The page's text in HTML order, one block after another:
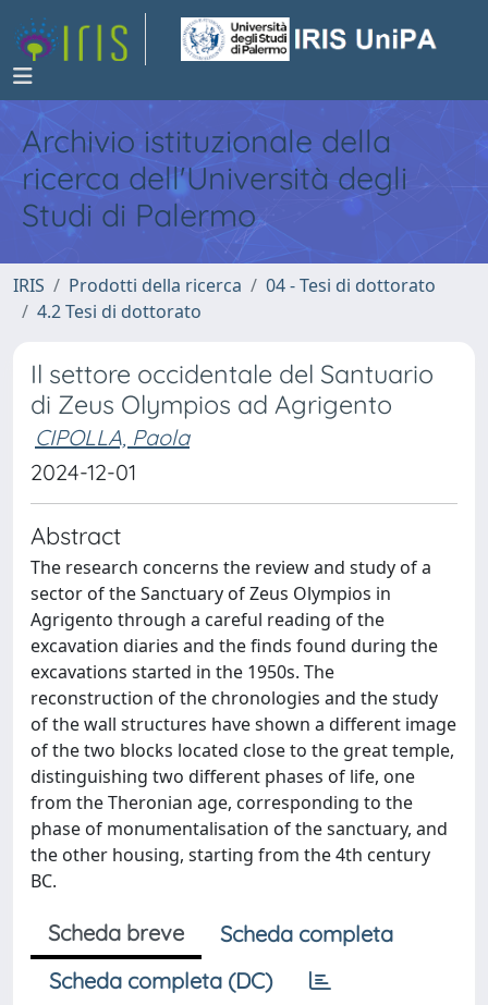
Archivio istituzionale della
ricerca dell'Università degli
Studi di Palermo
IRIS Prodotti della ricerca
04 - Tesi di dottorato
4.2 Tesi di dottorato
Il settore occidentale del Santuario
di Zeus Olympios ad Agrigento
CIPOLLA, Paola
2024-12-01
Abstract
The research concerns the review and study of a
sector of the Sanctuary of Zeus Olympios in
Agrigento through a careful reading of the
excavation diaries and the finds found during the
excavations started in the 1950s. The
reconstruction of the chronologies and the study
of the wall structures have shown a different image
of the two blocks located close to the great temple,
distinguishing two different phases of life, one
from the Theronian age, corresponding to the
phase of monumentalisation of the sanctuary, and
the other housing, starting from the 4th century
BC.
Scheda breve
Scheda completa
Scheda completa (DC)